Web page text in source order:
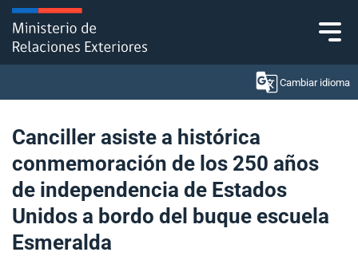
Click acá para ir directamente al contenido
Cambiar idioma
Ministerio
Política Exterior
Embajadas y consulados
Canciller asiste a histórica
conmemoración de los 250 años
de independencia de Estados
Unidos a bordo del buque escuela
Esmeralda